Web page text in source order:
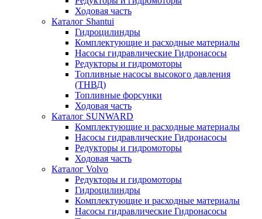
Ходовая часть
Каталог Shantui
Гидроцилиндры
Комплектующие и расходные материалы
Насосы гидравлические Гидронасосы
Редукторы и гидромоторы
Топливные насосы высокого давления
(ТНВД)
Топливные форсунки
Ходовая часть
Каталог SUNWARD
Комплектующие и расходные материалы
Насосы гидравлические Гидронасосы
Редукторы и гидромоторы
Ходовая часть
Каталог Volvo
Редукторы и гидромоторы
Гидроцилиндры
Комплектующие и расходные материалы
Насосы гидравлические Гидронасосы